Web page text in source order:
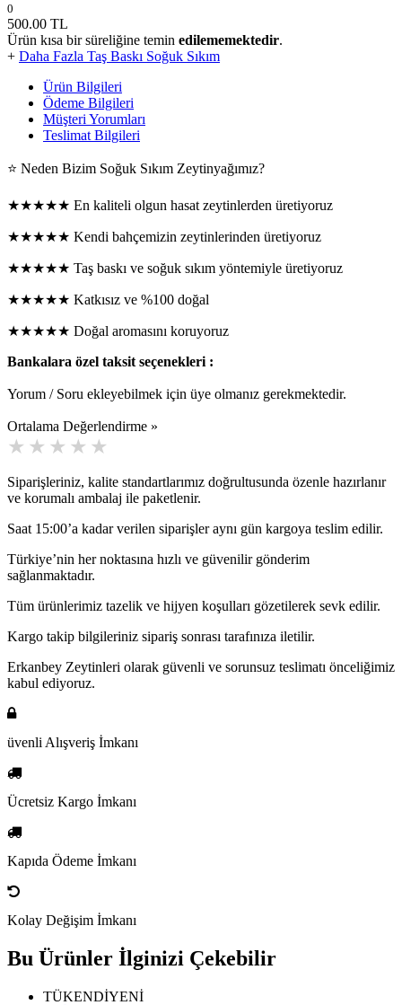
0
500.00 TL
Ürün kısa bir süreliğine temin edilememektedir.
+ Daha Fazla Taş Baskı Soğuk Sıkım
Ürün Bilgileri
Ödeme Bilgileri
Müşteri Yorumları
Teslimat Bilgileri
⭐ Neden Bizim Soğuk Sıkım Zeytinyağımız?
★★★★★ En kaliteli olgun hasat zeytinlerden üretiyoruz
★★★★★ Kendi bahçemizin zeytinlerinden üretiyoruz
★★★★★ Taş baskı ve soğuk sıkım yöntemiyle üretiyoruz
★★★★★ Katkısız ve %100 doğal
★★★★★ Doğal aromasını koruyoruz
Bankalara özel taksit seçenekleri :
Yorum / Soru ekleyebilmek için üye olmanız gerekmektedir.
Ortalama Değerlendirme »
Siparişleriniz, kalite standartlarımız doğrultusunda özenle hazırlanır
ve korumalı ambalaj ile paketlenir.
Saat 15:00’a kadar verilen siparişler aynı gün kargoya teslim edilir.
Türkiye’nin her noktasına hızlı ve güvenilir gönderim
sağlanmaktadır.
Tüm ürünlerimiz tazelik ve hijyen koşulları gözetilerek sevk edilir.
Kargo takip bilgileriniz sipariş sonrası tarafınıza iletilir.
Erkanbey Zeytinleri olarak güvenli ve sorunsuz teslimatı önceliğimiz
kabul ediyoruz.
üvenli Alışveriş İmkanı
Ücretsiz Kargo İmkanı
Kapıda Ödeme İmkanı
Kolay Değişim İmkanı
Bu Ürünler İlginizi Çekebilir
TÜKENDİYENİ